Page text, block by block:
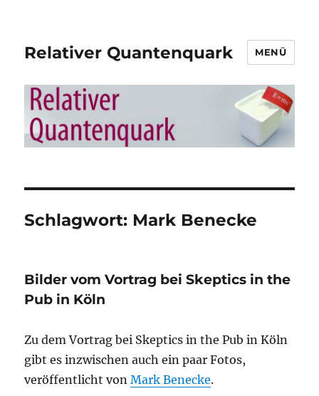
Relativer Quantenquark MENÜ
Schlagwort: Mark Benecke
Bilder vom Vortrag bei Skeptics in the
Pub in Köln
Zu dem Vortrag bei Skeptics in the Pub in Köln
gibt es inzwischen auch ein paar Fotos,
veröffentlicht vonMark Benecke.